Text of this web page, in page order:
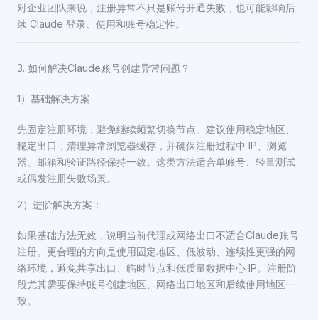
对企业团队来说，注册异常不只是账号开通失败，也可能影响后
续 Claude 登录、使用和账号稳定性。
3. 如何解决Claude账号创建异常问题？
1）基础解决方案
先固定注册环境，避免继续频繁切换节点。建议使用稳定地区、
稳定出口，清理异常浏览器缓存，并确保注册过程中 IP、浏览
器、邮箱和验证路径保持一致。这类方法适合单账号、轻量测试
或偶发注册失败场景。
2）进阶解决方案：
如果基础方法无效，说明当前代理或网络出口不适合Claude账号
注册。更合理的方向是使用固定地区、低波动、连续性更强的网
络环境，避免共享出口、临时节点和低质量数据中心 IP。注册阶
段尤其需要保持账号创建地区、网络出口地区和后续使用地区一
致。